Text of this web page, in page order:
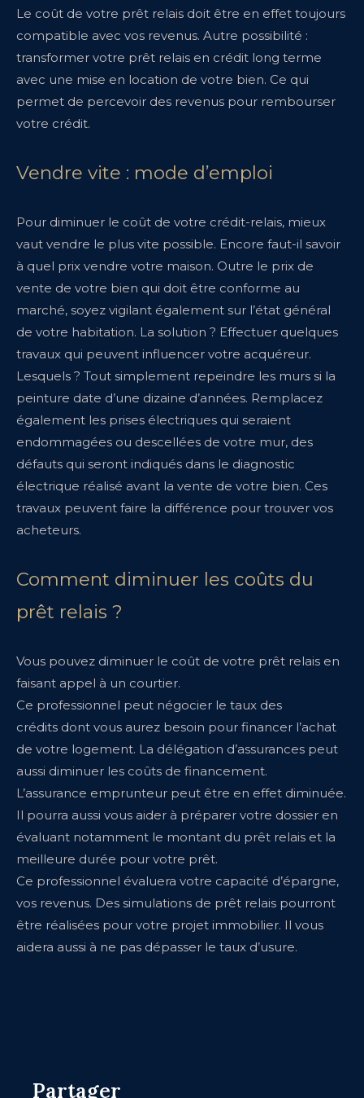
Le coût de votre prêt relais doit être en effet toujours
compatible avec vos revenus. Autre possibilité :
transformer votre prêt relais en crédit long terme
avec une mise en location de votre bien. Ce qui
permet de percevoir des revenus pour rembourser
votre crédit.
Vendre vite : mode d’emploi
Pour diminuer le coût de votre crédit-relais, mieux
vaut vendre le plus vite possible. Encore faut-il savoir
à quel prix vendre votre maison. Outre le prix de
vente de votre bien qui doit être conforme au
marché, soyez vigilant également sur l’état général
de votre habitation. La solution ? Effectuer quelques
travaux qui peuvent influencer votre acquéreur.
Lesquels ? Tout simplement repeindre les murs si la
peinture date d’une dizaine d’années. Remplacez
également les prises électriques qui seraient
endommagées ou descellées de votre mur, des
défauts qui seront indiqués dans le diagnostic
électrique réalisé avant la vente de votre bien. Ces
travaux peuvent faire la différence pour trouver vos
acheteurs.
Comment diminuer les coûts du
prêt relais ?
Vous pouvez diminuer le coût de votre prêt relais en
faisant appel à un courtier.
Ce professionnel peut négocier le taux des
crédits dont vous aurez besoin pour financer l’achat
de votre logement. La délégation d’assurances peut
aussi diminuer les coûts de financement.
L’assurance emprunteur peut être en effet diminuée.
Il pourra aussi vous aider à préparer votre dossier en
évaluant notamment le montant du prêt relais et la
meilleure durée pour votre prêt.
Ce professionnel évaluera votre capacité d’épargne,
vos revenus. Des simulations de prêt relais pourront
être réalisées pour votre projet immobilier. Il vous
aidera aussi à ne pas dépasser le taux d’usure.
Partager